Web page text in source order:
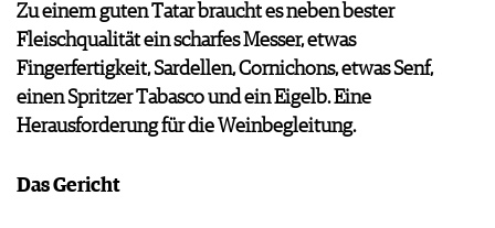
VORTEILSWELT
TRINKREIFETABELLE
ABO
WEINSUCHE
NEWSLETTER
REDAKTION
Zu einem guten Tatar braucht es neben bester
Fleischqualität ein scharfes Messer, etwas
Fingerfertigkeit, Sardellen, Cornichons, etwas Senf,
einen Spritzer Tabasco und ein Eigelb. Eine
Herausforderung für die Weinbegleitung.
Das Gericht